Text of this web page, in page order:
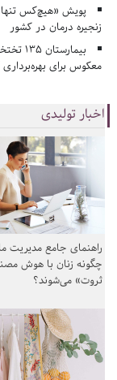
پویش «هیچ‌کس تنها
زنجیره درمان در کشور
معکوس برای
اخبار تولیدی
راهنمای جامع مدیریت
چگونه زنان با هوش
ثروت» می‌شوند؟